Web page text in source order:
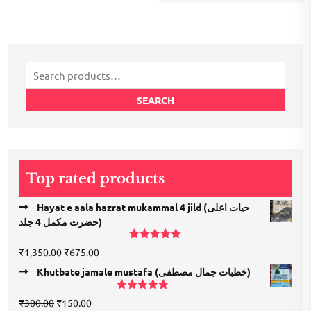
Search
for:
SEARCH
Top rated products
Hayat e aala hazrat mukammal 4 jild (حیات اعلی
حضرت مكمل 4 جلد)
₹1,350.00 Original
price
was:
₹675.00Current
price
is:
₹675.00.
Khutbate jamale mustafa (خطبات جمال مصطفی)
₹300.00 Original
₹150.00Current